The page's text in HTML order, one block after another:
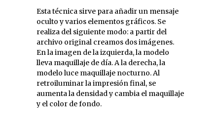
Esta técnica sirve para añadir un mensaje
oculto y varios elementos gráficos. Se
realiza del siguiente modo: a partir del
archivo original creamos dos imágenes.
En la imagen de la izquierda, la modelo
lleva maquillaje de día. A la derecha, la
modelo luce maquillaje nocturno. Al
retroiluminar la impresión final, se
aumenta la densidad y cambia el maquillaje
y el color de fondo.